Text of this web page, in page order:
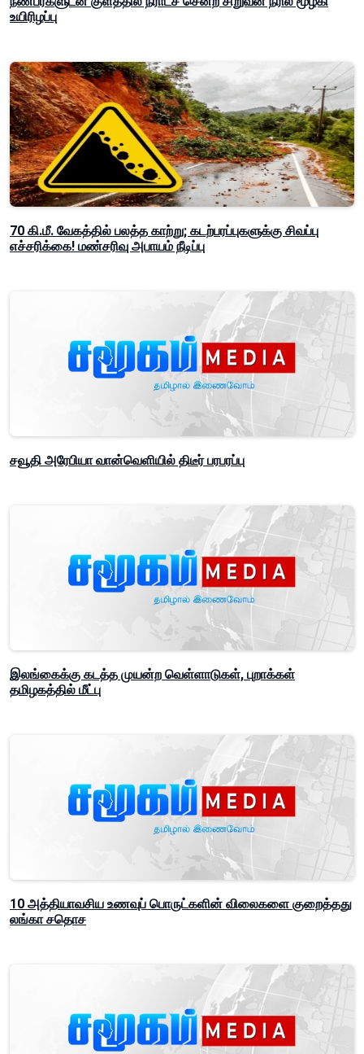
உயிரிழப்பு
70 கி.மீ. வேகத்தில் பலத்த காற்று; கடற்பரப்புகளுக்கு சிவப்பு
எச்சரிக்கை! மண்சரிவு அபாயம் நீடிப்பு
சவூதி அரேபியா வான்வெளியில் திடீர் பரபரப்பு
இலங்கைக்கு கடத்த முயன்ற வெள்ளாடுகள், புறாக்கள்
தமிழகத்தில் மீட்பு
10 அத்தியாவசிய உணவுப் பொருட்களின் விலைகளை குறைத்தது
லங்கா சதொச